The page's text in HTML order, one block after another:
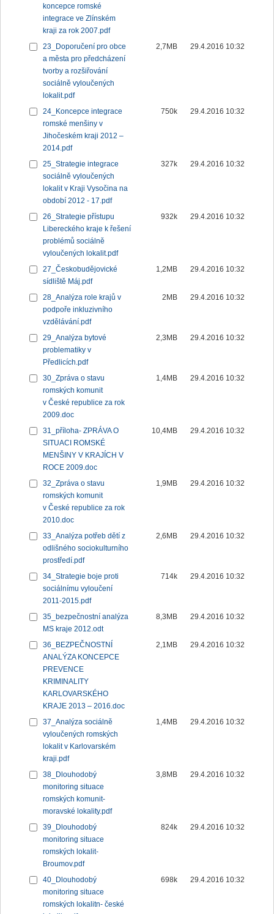
koncepce romské
integrace ve Zlínském
kraji za rok 2007.pdf
23_Doporučení pro obce
a města pro předcházení
tvorby a rozšiřování
sociálně vyloučených
lokalit.pdf
2,7MB 29.4.2016 10:32
24_Koncepce integrace
romské menšiny v
Jihočeském kraji 2012 –
2014.pdf
750k 29.4.2016 10:32
25_Strategie integrace
sociálně vyloučených
lokalit v Kraji Vysočina na
období 2012 - 17.pdf
327k 29.4.2016 10:32
26_Strategie přístupu
Libereckého kraje k řešení
problémů sociálně
vyloučených lokalit.pdf
932k 29.4.2016 10:32
27_Českobudějovické
sídliště Máj.pdf
1,2MB 29.4.2016 10:32
28_Analýza role krajů v
podpoře inkluzivního
vzdělávání.pdf
2MB 29.4.2016 10:32
29_Analýza bytové
problematiky v
Předlicích.pdf
2,3MB 29.4.2016 10:32
30_Zpráva o stavu
romských komunit
v České republice za rok
2009.doc
1,4MB 29.4.2016 10:32
31_příloha- ZPRÁVA O
SITUACI ROMSKÉ
MENŠINY V KRAJÍCH V
ROCE 2009.doc
10,4MB 29.4.2016 10:32
32_Zpráva o stavu
romských komunit
v České republice za rok
2010.doc
1,9MB 29.4.2016 10:32
33_Analýza potřeb dětí z
odlišného sociokulturního
prostředí.pdf
2,6MB 29.4.2016 10:32
34_Strategie boje proti
sociálnímu vyloučení
2011-2015.pdf
714k 29.4.2016 10:32
35_bezpečnostní analýza
MS kraje 2012.odt
8,3MB 29.4.2016 10:32
36_BEZPEČNOSTNÍ
ANALÝZA KONCEPCE
PREVENCE
KRIMINALITY
KARLOVARSKÉHO
KRAJE 2013 – 2016.doc
2,1MB 29.4.2016 10:32
37_Analýza sociálně
vyloučených romských
lokalit v Karlovarském
kraji.pdf
1,4MB 29.4.2016 10:32
38_Dlouhodobý
monitoring situace
romských komunit-
moravské lokality.pdf
3,8MB 29.4.2016 10:32
39_Dlouhodobý
monitoring situace
romských lokalit-
Broumov.pdf
824k 29.4.2016 10:32
40_Dlouhodobý
monitoring situace
romských lokalitn- české
698k 29.4.2016 10:32